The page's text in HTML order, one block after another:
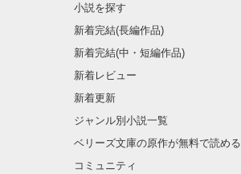
小説を探す
新着完結(長編作品)
新着完結(中・短編作品)
新着レビュー
新着更新
ジャンル別小説一覧
ベリーズ文庫の原作が無料で読める
コミュニティ